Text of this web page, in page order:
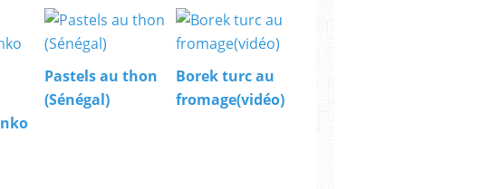
Pastels au thon
(Sénégal)
Borek turc au
fromage(vidéo)